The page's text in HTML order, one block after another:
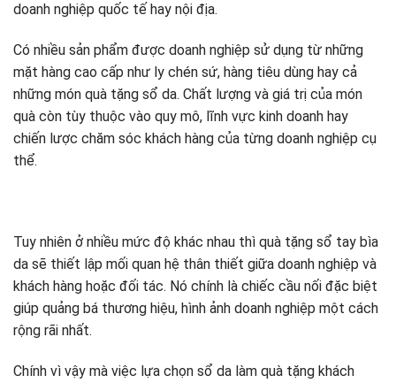
doanh nghiệp quốc tế hay nội địa.
Có nhiều sản phẩm được doanh nghiệp sử dụng từ những
mặt hàng cao cấp như ly chén sứ, hàng tiêu dùng hay cả
những món quà tặng sổ da. Chất lượng và giá trị của món
quà còn tùy thuộc vào quy mô, lĩnh vực kinh doanh hay
chiến lược chăm sóc khách hàng của từng doanh nghiệp cụ
thể.
Tuy nhiên ở nhiều mức độ khác nhau thì quà tặng sổ tay bìa
da sẽ thiết lập mối quan hệ thân thiết giữa doanh nghiệp và
khách hàng hoặc đối tác. Nó chính là chiếc cầu nối đặc biệt
giúp quảng bá thương hiệu, hình ảnh doanh nghiệp một cách
rộng rãi nhất.
Chính vì vậy mà việc lựa chọn sổ da làm quà tặng khách